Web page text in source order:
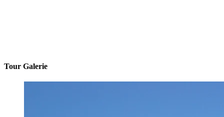
Tour Galerie